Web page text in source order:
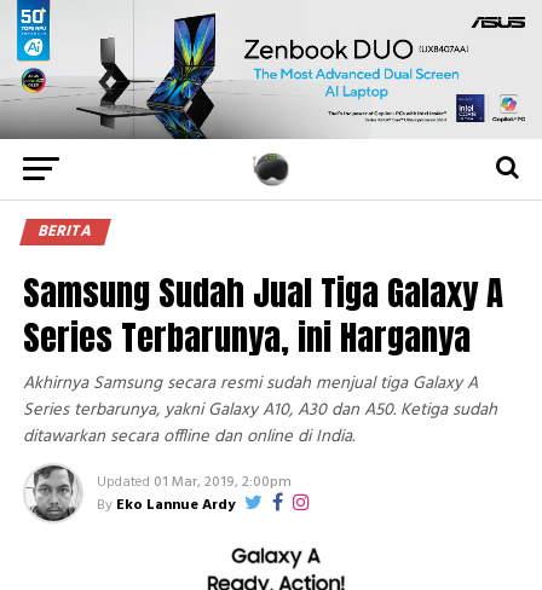
BERITA
Samsung Sudah Jual Tiga Galaxy A
Series Terbarunya, ini Harganya
Akhirnya Samsung secara resmi sudah menjual tiga Galaxy A
Series terbarunya, yakni Galaxy A10, A30 dan A50. Ketiga sudah
ditawarkan secara offline dan online di India.
Updated 01 Mar, 2019, 2:00pm
By Eko Lannue Ardy